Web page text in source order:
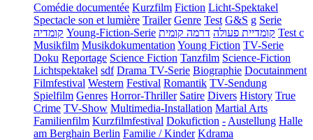
Comédie documentée Kurzfilm Fiction Licht-Spektakel
Spectacle son et lumière Trailer Genre Test G&S g Serie
קומדיה Young-Fiction-Serie קומדיית פעולה דרמה קומית
Test c
Musikfilm Musikdokumentation Young Fiction TV-Serie
Doku Reportage Science Fiction Tanzfilm Science-Fiction
Lichtspektakel sdf Drama TV-Serie Biographie Docutainment
Filmfestival Western Festival Romantik TV-Sendung
Spielfilm Genres Horror-Thriller Satire Divers History True
Crime TV-Show Multimedia-Installation Martial Arts
Familienfilm Kurzfilmfestival Dokufiction - Austellung Halle
am Berghain Berlin Familie / Kinder Kdrama